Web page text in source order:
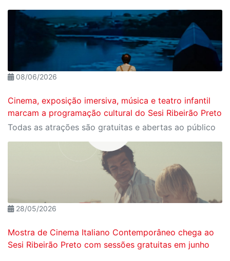
08/06/2026
Cinema, exposição imersiva, música e teatro infantil
marcam a programação cultural do Sesi Ribeirão Preto
Todas as atrações são gratuitas e abertas ao público
28/05/2026
Mostra de Cinema Italiano Contemporâneo chega ao
Sesi Ribeirão Preto com sessões gratuitas em junho